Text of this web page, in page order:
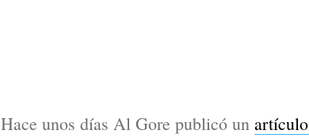
Hace unos días Al Gore publicó un artículo